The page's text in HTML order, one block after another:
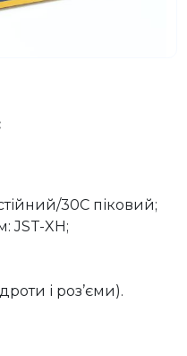
30C піковий;
JST-XH;
і роз’єми).